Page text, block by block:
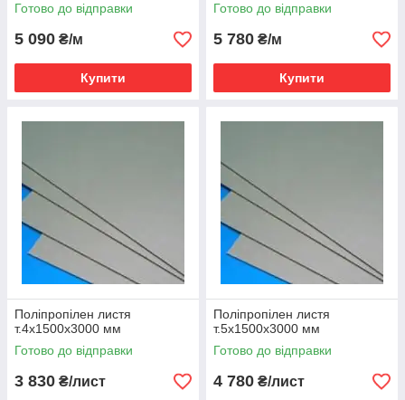
Готово до відправки
5 090 ₴/м
Купити
Готово до відправки
5 780 ₴/м
Купити
Поліпропілен листя
т.4х1500х3000 мм
Готово до відправки
3 830 ₴/лист
Поліпропілен листя
т.5х1500х3000 мм
Готово до відправки
4 780 ₴/лист